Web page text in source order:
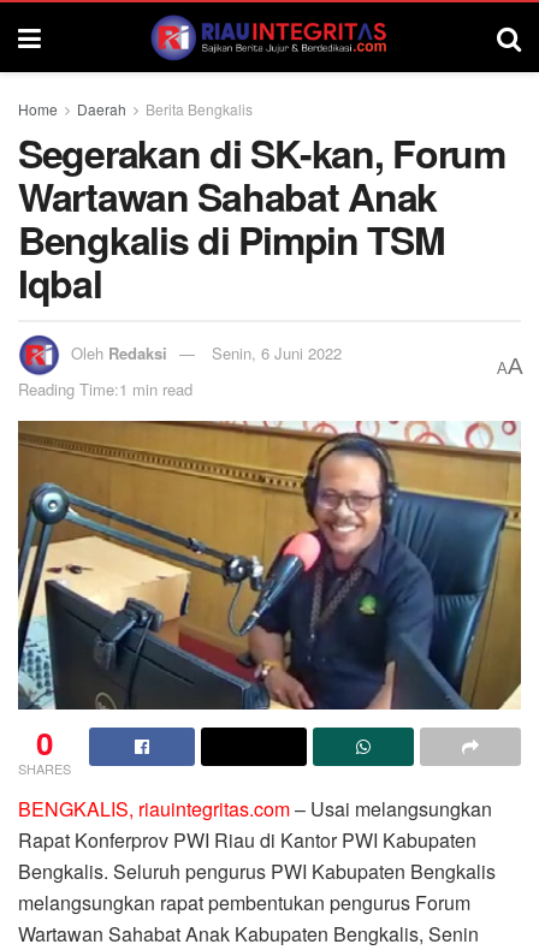
Home Daerah Berita Bengkalis
Segerakan di SK-kan, Forum
Wartawan Sahabat Anak
Bengkalis di Pimpin TSM
Iqbal
Oleh Redaksi
Senin, 6 Juni 2022
Reading Time:1 min read
AA
0
SHARES
BENGKALIS, riauintegritas.com– Usai melangsungkan
Rapat Konferprov PWI Riau di Kantor PWI Kabupaten
Bengkalis. Seluruh pengurus PWI Kabupaten Bengkalis
melangsungkan rapat pembentukan pengurus Forum
Wartawan Sahabat Anak Kabupaten Bengkalis, Senin